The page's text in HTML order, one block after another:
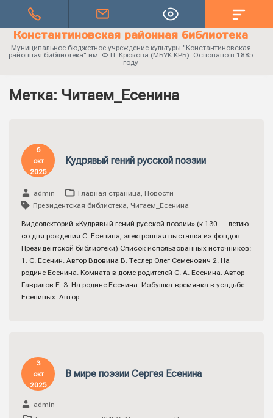
Константиновская районная библиотека
Муниципальное бюджетное учреждение культуры "Константиновская
районная библиотека" им. Ф.П. Крюкова (МБУК КРБ). Основано в 1885
году
Метка: Читаем_Есенина
6
окт
2025
Кудрявый гений русской поэзии
admin Главная страница, Новости
Президентская библиотека, Читаем_Есенина
Видеолекторий «Кудрявый гений русской поэзии» (к 130 — летию
со дня рождения С. Есенина, электронная выставка из фондов
Президентской библиотеки) Список использованных источников:
1. С. Есенин. Автор Вдовина В. Теслер Олег Семенович 2. На
родине Есенина. Комната в доме родителей С. А. Есенина. Автор
Гаврилов Е. 3. На родине Есенина. Избушка-времянка в усадьбе
Есениных. Автор…
3
окт
2025
В мире поэзии Сергея Есенина
admin